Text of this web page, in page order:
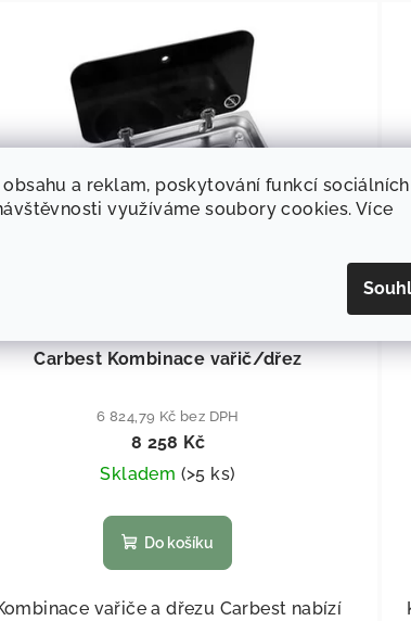
obsahu a reklam, poskytování funkcí
využíváme soubory cookies. Více
Carbest Kombinace vařič/dřez
6 824,79 Kč bez DPH
8 258 Kč
Skladem (>5 ks)
Do košíku
vařiče a dřezu Carbest nabízí